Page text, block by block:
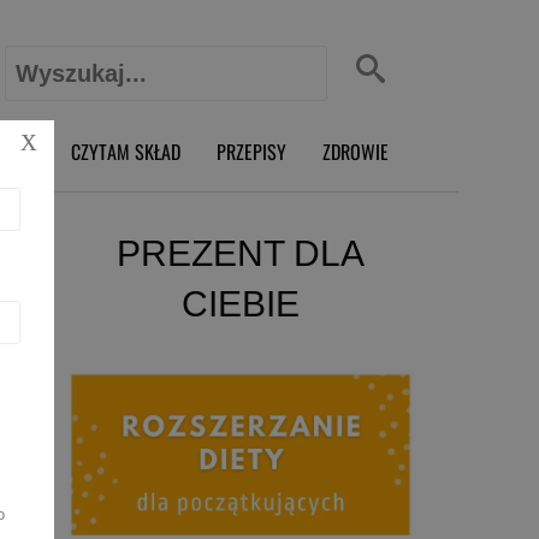
Szukaj:
RD CZYTAM SKŁAD PRZEPISY ZDROWIE
PREZENT DLA
CIEBIE
X